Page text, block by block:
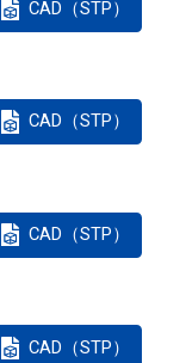
CAD（STP）
CAD（STP）
CAD（STP）
CAD（STP）